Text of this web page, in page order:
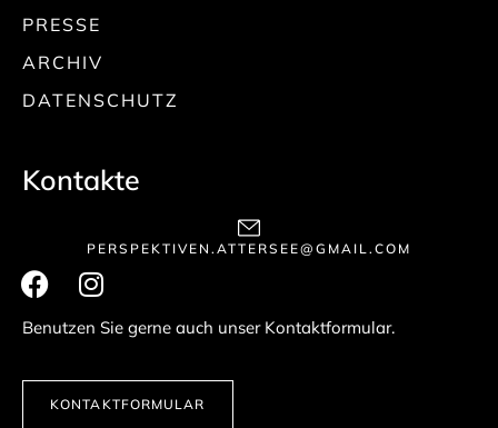
PRESSE
ARCHIV
DATENSCHUTZ
Kontakte
PERSPEKTIVEN.ATTERSEE@GMAIL.COM
Benutzen Sie gerne auch unser Kontaktformular.
KONTAKTFORMULAR